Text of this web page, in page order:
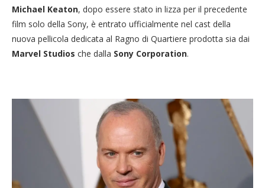
Michael Keaton, dopo essere stato in lizza per il precedente
film solo della Sony, è entrato ufficialmente nel cast della
nuova pellicola dedicata al Ragno di Quartiere prodotta sia dai
Marvel Studios che dalla Sony Corporation.